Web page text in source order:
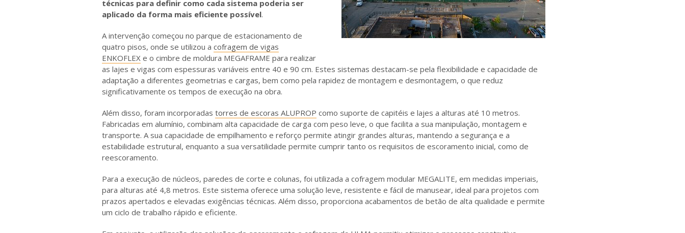
técnicas para definir como cada sistema poderia ser
aplicado da forma mais eficiente possível.
A intervenção começou no parque de estacionamento de
quatro pisos, onde se utilizou a cofragem de vigas
ENKOFLEXe o cimbre de moldura MEGAFRAME para realizar
as lajes e vigas com espessuras variáveis entre 40 e 90 cm. Estes sistemas destacam-se pela flexibilidade e capacidade de
adaptação a diferentes geometrias e cargas, bem como pela rapidez de montagem e desmontagem, o que reduz
significativamente os tempos de execução na obra.
Além disso, foram incorporadas torres de escoras ALUPROP como suporte de capitéis e lajes a alturas até 10 metros.
Fabricadas em alumínio, combinam alta capacidade de carga com peso leve, o que facilita a sua manipulação, montagem e
transporte. A sua capacidade de empilhamento e reforço permite atingir grandes alturas, mantendo a segurança e a
estabilidade estrutural, enquanto a sua versatilidade permite cumprir tanto os requisitos de escoramento inicial, como de
reescoramento.
Para a execução de núcleos, paredes de corte e colunas, foi utilizada a cofragem modular MEGALITE, em medidas imperiais,
para alturas até 4,8 metros. Este sistema oferece uma solução leve, resistente e fácil de manusear, ideal para projetos com
prazos apertados e elevadas exigências técnicas. Além disso, proporciona acabamentos de betão de alta qualidade e permite
um ciclo de trabalho rápido e eficiente.